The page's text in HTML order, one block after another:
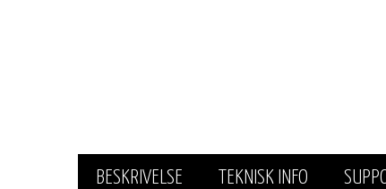
BESKRIVELSE TEKNISK INFO